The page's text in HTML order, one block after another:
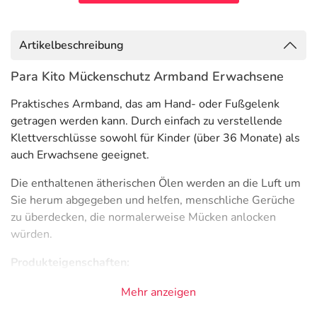
Artikelbeschreibung
Para Kito Mückenschutz Armband Erwachsene
Praktisches Armband, das am Hand- oder Fußgelenk
getragen werden kann. Durch einfach zu verstellende
Klettverschlüsse sowohl für Kinder (über 36 Monate) als
auch Erwachsene geeignet.
Die enthaltenen ätherischen Ölen werden an die Luft um
Sie herum abgegeben und helfen, menschliche Gerüche
zu überdecken, die normalerweise Mücken anlocken
würden.
Produkteigenschaften:
Freigabe von ätherischen Ölen durch enthaltenes
Mehr anzeigen